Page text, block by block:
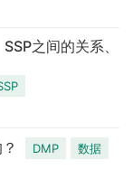
之间的关系、
DMP
数据